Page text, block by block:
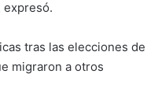
expresó.
tras las elecciones de
migraron a otros
destaca impacto del
Navarro alista